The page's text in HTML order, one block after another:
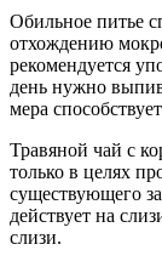
Обильное питье
отхождению
рекомендуется
день нужно
мера
Травяной чай с
только в целях
существующего
действует на
слизи.